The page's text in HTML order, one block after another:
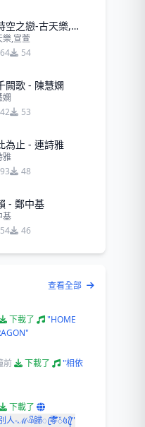
無時空之戀-古天樂,宣萱
樂,宣萱
54
闕歌 - 陳慧嫻
嫻
53
為止 - 連詩雅
雅
48
- 鄭中基
基
46
查看全部
下載了
"HOME
前 下載了
"相依
下載了
別人-ℳঞᩚ歸ꦿ零້໌ᮨ꧔ꦿ᭄"